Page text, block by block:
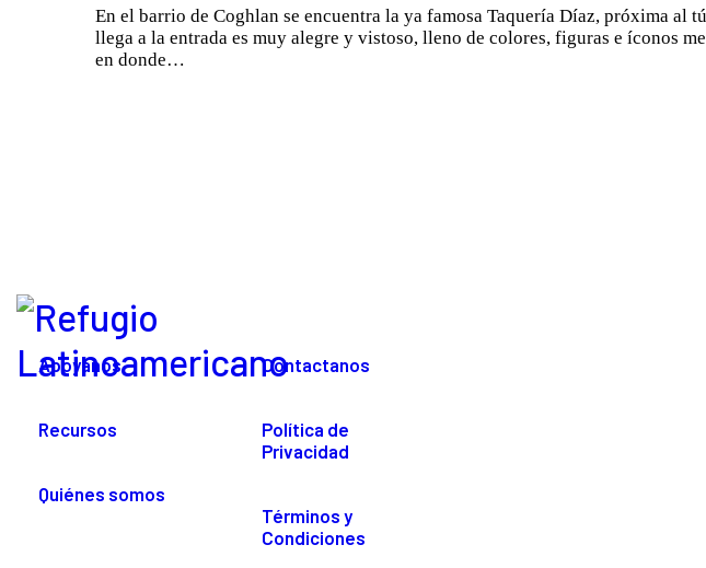
En el barrio de Coghlan se encuentra la ya famosa Taquería Díaz, próxima al
llega a la entrada es muy alegre y vistoso, lleno de colores, figuras e íconos
en donde…
Apoyanos
Recursos
Quiénes somos
Contactanos
Política de
Privacidad
Términos y
Condiciones